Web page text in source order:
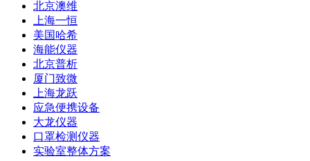
北京澳维
上海一恒
美国哈希
海能仪器
北京普析
厦门致微
上海龙跃
应急便携设备
大龙仪器
口罩检测仪器
实验室整体方案